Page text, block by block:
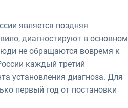
является поздняя
диагностируют в основном
не обращаются вовремя к
каждый третий
установления диагноза. Для
первый год от постановки